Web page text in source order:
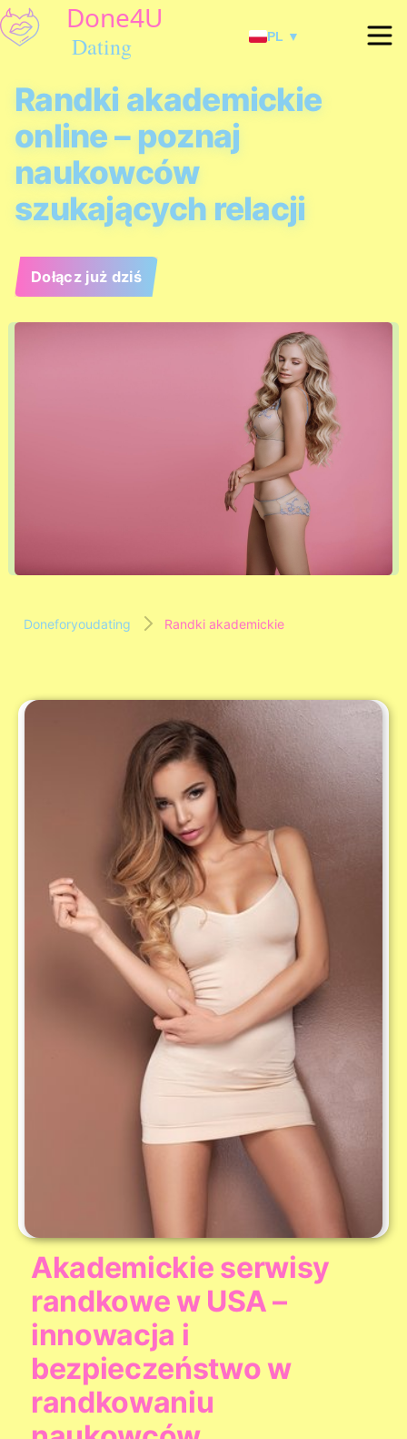
PL ▼
Randki akademickie
online – poznaj
naukowców
szukających relacji
Dołącz już dziś
Doneforyoudating Randki akademickie
Akademickie serwisy
randkowe w USA –
innowacja i
bezpieczeństwo w
randkowaniu